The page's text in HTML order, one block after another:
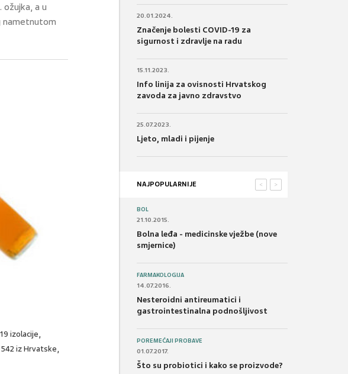
ožujka, a u
nametnutom
izolacije,
iz Hrvatske,
20.01.2024.
Značenje bolesti COVID-19 za
sigurnost i zdravlje na radu
15.11.2023.
Info linija za ovisnosti Hrvatskog
zavoda za javno zdravstvo
25.07.2023.
Ljeto, mladi i pijenje
NAJPOPULARNIJE >
<
BOL
21.10.2015.
Bolna leđa - medicinske vježbe (nove
smjernice)
FARMAKOLOGIJA
14.07.2016.
Nesteroidni antireumatici i
gastrointestinalna podnošljivost
POREMEĆAJI PROBAVE
01.07.2017.
Što su probiotici i kako se proizvode?